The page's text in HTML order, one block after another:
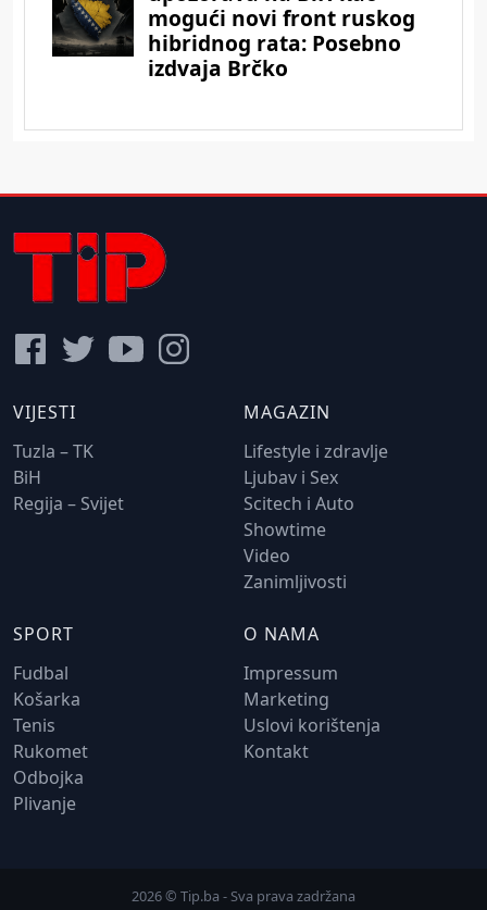
VIJESTI
Tuzla – TK
BiH
Regija – Svijet
MAGAZIN
Lifestyle i zdravlje
Ljubav i Sex
Scitech i Auto
Showtime
Video
Zanimljivosti
SPORT
Fudbal
Košarka
Tenis
Rukomet
Odbojka
Plivanje
O NAMA
Impressum
Marketing
Uslovi korištenja
Kontakt
2026 © Tip.ba - Sva prava zadržana